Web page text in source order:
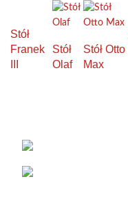
Stół
Franek
III
Stół
Olaf
Stół Otto
Max